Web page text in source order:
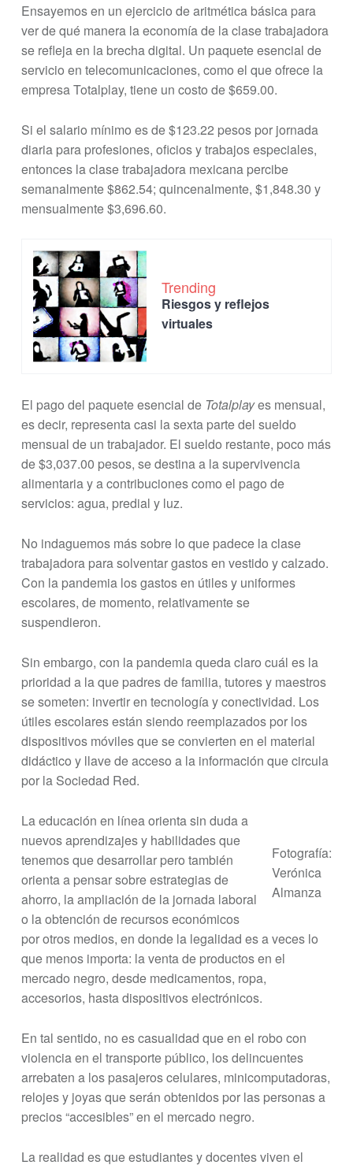
Ensayemos en un ejercicio de aritmética básica para
ver de qué manera la economía de la clase trabajadora
se refleja en la brecha digital. Un paquete esencial de
servicio en telecomunicaciones, como el que ofrece la
empresa Totalplay, tiene un costo de $659.00.
Si el salario mínimo es de $123.22 pesos por jornada
diaria para profesiones, oficios y trabajos especiales,
entonces la clase trabajadora mexicana percibe
semanalmente $862.54; quincenalmente, $1,848.30 y
mensualmente $3,696.60.
Trending
Riesgos y reflejos
virtuales
El pago del paquete esencial de Totalplayes mensual,
es decir, representa casi la sexta parte del sueldo
mensual de un trabajador. El sueldo restante, poco más
de $3,037.00 pesos, se destina a la supervivencia
alimentaria y a contribuciones como el pago de
servicios: agua, predial y luz.
No indaguemos más sobre lo que padece la clase
trabajadora para solventar gastos en vestido y calzado.
Con la pandemia los gastos en útiles y uniformes
escolares, de momento, relativamente se
suspendieron.
Sin embargo, con la pandemia queda claro cuál es la
prioridad a la que padres de familia, tutores y maestros
se someten: invertir en tecnología y conectividad. Los
útiles escolares están siendo reemplazados por los
dispositivos móviles que se convierten en el material
didáctico y llave de acceso a la información que circula
por la Sociedad Red.
Fotografía:
Verónica
Almanza
La educación en línea orienta sin duda a
nuevos aprendizajes y habilidades que
tenemos que desarrollar pero también
orienta a pensar sobre estrategias de
ahorro, la ampliación de la jornada laboral
o la obtención de recursos económicos
por otros medios, en donde la legalidad es a veces lo
que menos importa: la venta de productos en el
mercado negro, desde medicamentos, ropa,
accesorios, hasta dispositivos electrónicos.
En tal sentido, no es casualidad que en el robo con
violencia en el transporte público, los delincuentes
arrebaten a los pasajeros celulares, minicomputadoras,
relojes y joyas que serán obtenidos por las personas a
precios “accesibles” en el mercado negro.
La realidad es que estudiantes y docentes viven el